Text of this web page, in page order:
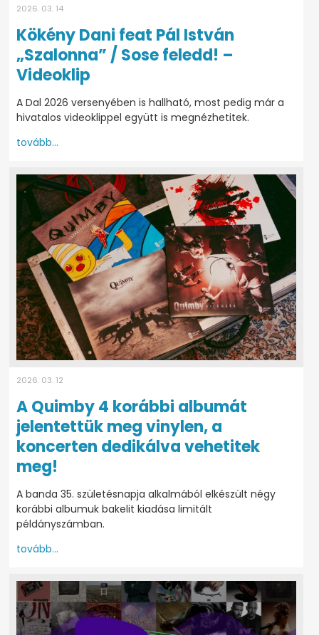
2026. 03. 14
Kökény Dani feat Pál István
„Szalonna” / Sose feledd! –
Videoklip
A Dal 2026 versenyében is hallható, most pedig már a
hivatalos videoklippel együtt is megnézhetitek.
tovább...
2026. 03. 12
A Quimby 4 korábbi albumát
jelentettük meg vinylen, a
koncerten dedikálva vehetitek
meg!
A banda 35. születésnapja alkalmából elkészült négy
korábbi albumuk bakelit kiadása limitált
példányszámban.
tovább...